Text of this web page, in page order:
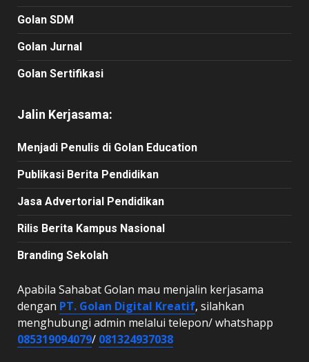
Golan SDM
Golan Jurnal
Golan Sertifikasi
Jalin Kerjasama:
Menjadi Penulis di Golan Education
Publikasi Berita Pendidikan
Jasa Advertorial Pendidikan
Rilis Berita Kampus Nasional
Branding Sekolah
Apabila Sahabat Golan mau menjalin kerjasama
dengan PT. Golan Digital Kreatif, silahkan
menghubungi admin melalui telepon/ whatshapp
085319094079/ 081324937038